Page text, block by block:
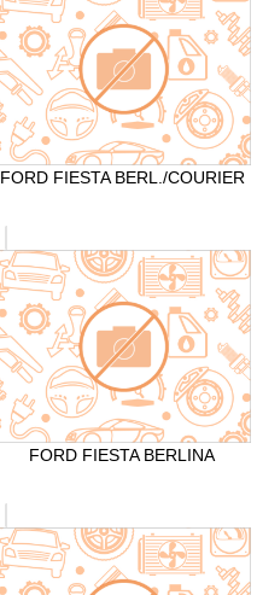
FORD FIESTA BERL./COURIER
FORD FIESTA BERLINA